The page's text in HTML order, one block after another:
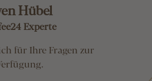
Hübel
Experte
für Ihre Fragen zur